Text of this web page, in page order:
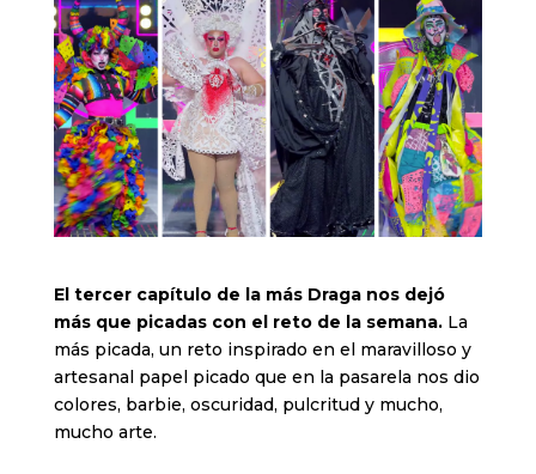
El tercer capítulo de la más Draga nos dejó
más que picadas con el reto de la semana. La
más picada, un reto inspirado en el maravilloso y
artesanal papel picado que en la pasarela nos dio
colores, barbie, oscuridad, pulcritud y mucho,
mucho arte.